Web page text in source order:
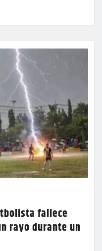
fallece
rayo durante un